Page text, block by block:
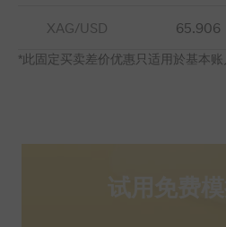
XAG/USD 65.906
*此固定买卖差价优惠只适用於基本
试用免费